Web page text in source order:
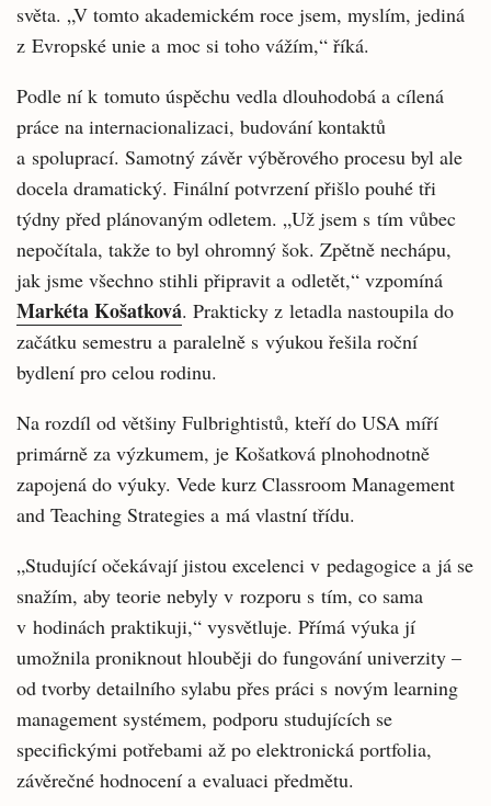
světa. „V tomto akademickém roce jsem, myslím, jediná
z Evropské unie a moc si toho vážím,“ říká.
Podle ní k tomuto úspěchu vedla dlouhodobá a cílená
práce na internacionalizaci, budování kontaktů
a spoluprací. Samotný závěr výběrového procesu byl ale
docela dramatický. Finální potvrzení přišlo pouhé tři
týdny před plánovaným odletem. „Už jsem s tím vůbec
nepočítala, takže to byl ohromný šok. Zpětně nechápu,
jak jsme všechno stihli připravit a odletět,“ vzpomíná
Markéta Košatková. Prakticky z letadla nastoupila do
začátku semestru a paralelně s výukou řešila roční
bydlení pro celou rodinu.
Na rozdíl od většiny Fulbrightistů, kteří do USA míří
primárně za výzkumem, je Košatková plnohodnotně
zapojená do výuky. Vede kurz Classroom Management
and Teaching Strategies a má vlastní třídu.
„Studující očekávají jistou excelenci v pedagogice a já se
snažím, aby teorie nebyly v rozporu s tím, co sama
v hodinách praktikuji,“ vysvětluje. Přímá výuka jí
umožnila proniknout hlouběji do fungování univerzity –
od tvorby detailního sylabu přes práci s novým learning
management systémem, podporu studujících se
specifickými potřebami až po elektronická portfolia,
závěrečné hodnocení a evaluaci předmětu.